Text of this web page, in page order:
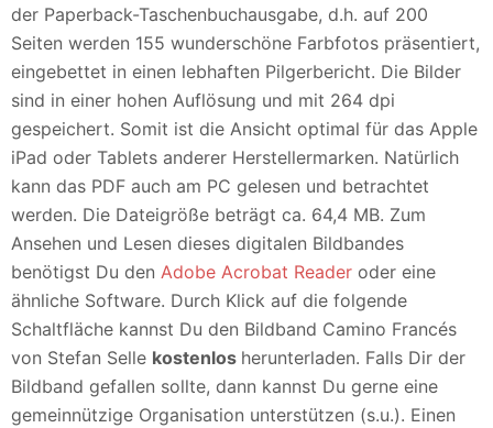
der Paperback-Taschenbuchausgabe, d.h. auf 200
Seiten werden 155 wunderschöne Farbfotos präsentiert,
eingebettet in einen lebhaften Pilgerbericht. Die Bilder
sind in einer hohen Auflösung und mit 264 dpi
gespeichert. Somit ist die Ansicht optimal für das Apple
iPad oder Tablets anderer Herstellermarken. Natürlich
kann das PDF auch am PC gelesen und betrachtet
werden. Die Dateigröße beträgt ca. 64,4 MB. Zum
Ansehen und Lesen dieses digitalen Bildbandes
benötigst Du den Adobe Acrobat Reader oder eine
ähnliche Software. Durch Klick auf die folgende
Schaltfläche kannst Du den Bildband Camino Francés
von Stefan Selle kostenlos herunterladen. Falls Dir der
Bildband gefallen sollte, dann kannst Du gerne eine
gemeinnützige Organisation unterstützen (s.u.). Einen